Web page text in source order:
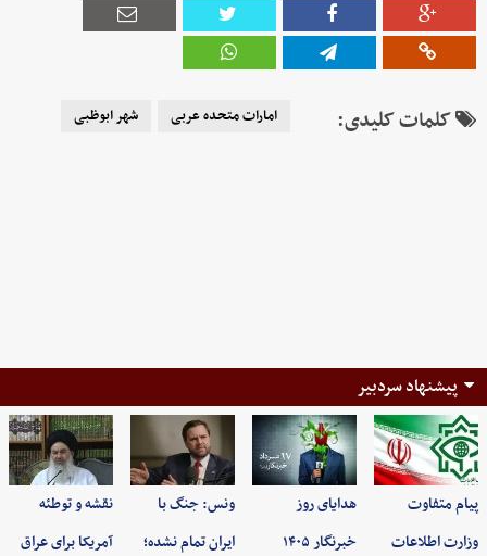
کلمات کلیدی: امارات متحده عربی شهر ابوظبی
پیشنهاد سردبیر
پیام متفاوت
وزارت اطلاعات
هدایای روز
خبرنگار ۱۴۰۵
ونس: جنگ با
ایران تمام نشده؛
نقشه و توطئه
آمریکا برای عراق